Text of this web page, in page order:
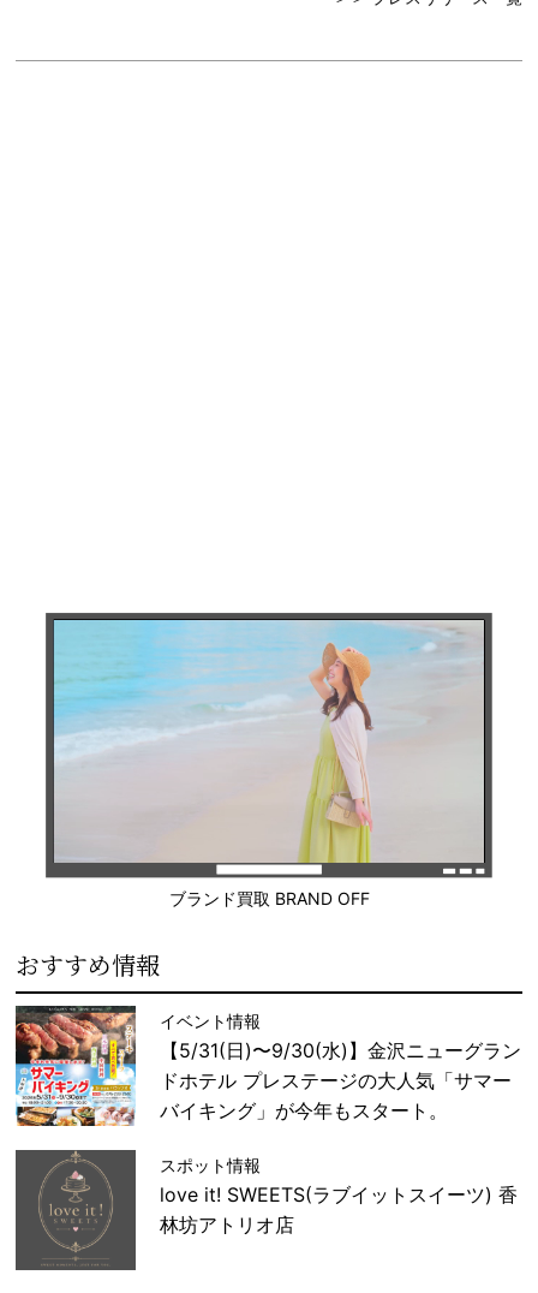
ブランド買取 BRAND OFF
おすすめ情報
イベント情報
【5/31(日)〜9/30(水)】金沢ニューグラン
ドホテル プレステージの大人気「サマー
バイキング」が今年もスタート。
スポット情報
love it! SWEETS(ラブイットスイーツ) 香
林坊アトリオ店